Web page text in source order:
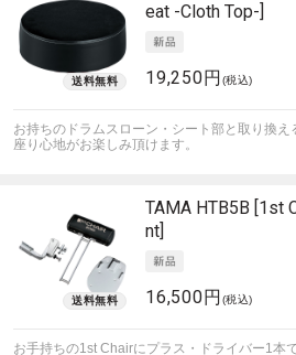
eat -Cloth Top-]
19,250円 (税込)
お持ちのドラムスローン・シート部と取り換
座り心地がお楽しみ頂けます。
TAMA HTB5B [1st
nt]
16,500円 (税込)
お手持ちの1st Chairにプラス・ドライバー1本